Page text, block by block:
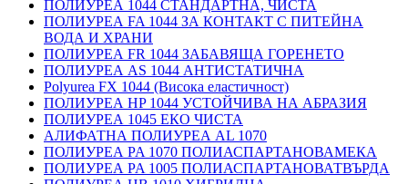
ПОЛИУРЕА 1044 СТАНДАРТНА, ЧИСТА
ПОЛИУРЕА FA 1044 ЗА КОНТАКТ С ПИТЕЙНА
ВОДА И ХРАНИ
ПОЛИУРЕА FR 1044 ЗАБАВЯЩА ГОРЕНЕТО
ПОЛИУРЕА AS 1044 АНТИСТАТИЧНА
Polyurea FX 1044 (Висока еластичност)
ПОЛИУРЕА HP 1044 УСТОЙЧИВА НА АБРАЗИЯ
ПОЛИУРЕА 1045 ЕКО ЧИСТА
АЛИФАТНА ПОЛИУРЕА AL 1070
ПОЛИУРЕА PA 1070 ПОЛИАСПАРТАНОВАМЕКА
ПОЛИУРЕА PA 1005 ПОЛИАСПАРТАНОВАТВЪРДА